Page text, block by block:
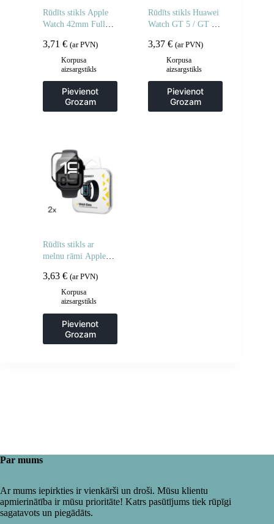
Rūdīts stikls Apple
Watch 42mm Full
3,71 € (ar PVN)
Korpusa
aizsargstikls
Pievienot
Grozam
Rūdīts stikls Huawei
Watch GT 5 / GT 5
Pro / GT 3 / GT 3
Pro Full Glue 42mm
– 2 gab.
3,37€ (ar PVN)
Korpusa
aizsargstikls
Pievienot
Grozam
Rūdīts stikls ar
melnu rāmi Apple
Glue – 2 gab.
3,63 € (ar PVN)
Korpusa
aizsargstikls
Pievienot
Grozam
Par mums
Ar mums iepirkties ir vienkārši un droši. Mūsu klientu
apmierinātība ir mūsu prioritāte! Katrs pasūtījums tiek rūpīgi
sagatavots un piegādāts.